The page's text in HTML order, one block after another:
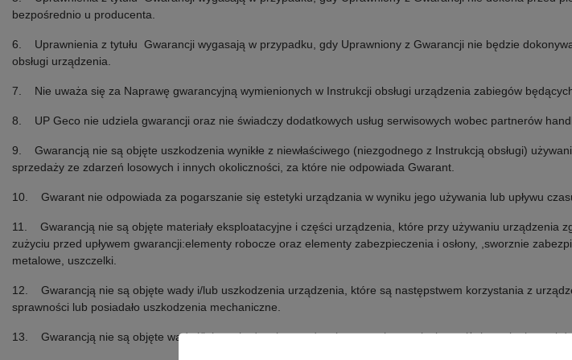
bezpośrednio u producenta.
6. Uprawnienia z tytułu Gwarancji wygasają w przypadku, gdy Uprawniony z Gwarancji nie będzie
obsługi urządzenia.
7. Nie uważa się za Naprawę gwarancyjną wymienionych w Instrukcji obsługi urządzenia zabiegów będących
8. UP Geco nie udziela gwarancji oraz nie świadczy dodatkowych usług serwisowych wobec partnerów
9. Gwarancją nie są objęte uszkodzenia wynikłe z niewłaściwego (niezgodnego z Instrukcją obsługi)
sprzedaży ze zdarzeń losowych i innych okoliczności, za które nie odpowiada Gwarant.
10. Gwarant nie odpowiada za pogarszanie się estetyki urządzania w wyniku jego używania lub upływu
11. Gwarancją nie są objęte materiały eksploatacyjne i części urządzenia, które przy używaniu urządzenia
zużyciu przed upływem gwarancji:elementy robocze oraz elementy zabezpieczenia i osłony, ,sworznie
metalowe, uszczelki.
12. Gwarancją nie są objęte wady i/lub uszkodzenia urządzenia, które są następstwem korzystania z
sprawności lub posiadało uszkodzenia mechaniczne.
13. Gwarancją nie są objęte wady i/lub uszkodzenia urządzenia powstałe w związku z niżej wymienionymi